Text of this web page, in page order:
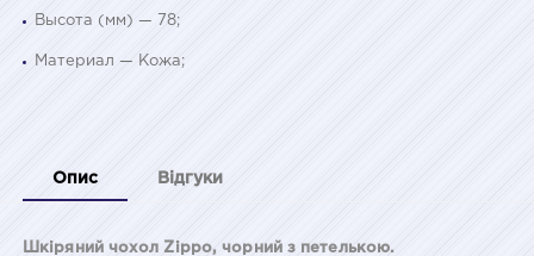
Высота (мм) — 78;
Материал — Кожа;
Опис Відгуки
Шкіряний чохол Zippo, чорний з петелькою.